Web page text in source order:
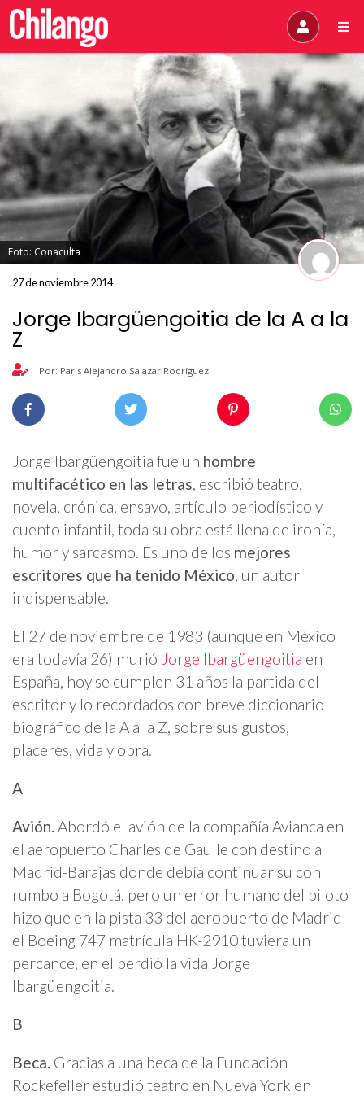
Foto: Conaculta
27 de noviembre 2014
Jorge Ibargüengoitia de la A a la
Z
Por: Paris Alejandro Salazar Rodríguez
Jorge Ibargüengoitia fue un hombre
multifacético en las letras , escribió teatro,
novela, crónica, ensayo, artículo periodístico y
cuento infantil, toda su obra está llena de ironía,
humor y sarcasmo. Es uno de los mejores
escritores que ha tenido México , un autor
indispensable.
El 27 de noviembre de 1983 (aunque en México
era todavía 26) murió Jorge Ibargüengoitia en
España, hoy se cumplen 31 años la partida del
escritor y lo recordados con breve diccionario
biográfico de la A a la Z, sobre sus gustos,
placeres, vida y obra.
A
Avión. Abordó el avión de la compañía Avianca en
el aeropuerto Charles de Gaulle con destino a
Madrid-Barajas donde debía continuar su con
rumbo a Bogotá, pero un error humano del piloto
hizo que en la pista 33 del aeropuerto de Madrid
el Boeing 747 matrícula HK-2910 tuviera un
percance, en el perdió la vida Jorge
Ibargüengoitia.
B
Beca. Gracias a una beca de la Fundación
Rockefeller estudió teatro en Nueva York en